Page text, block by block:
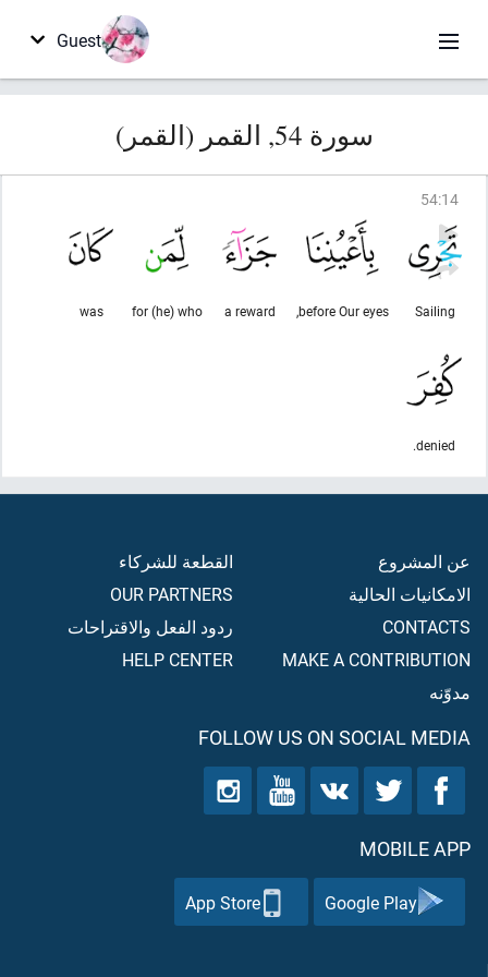
Guest
سورة 54, القمر (القمر)
54:14
Sailing
before Our eyes,
a reward
for (he) who
was
denied.
عن المشروع
الامكانيات الحالية
CONTACTS
MAKE A CONTRIBUTION
مدوّنه
القطعة للشركاء
OUR PARTNERS
ردود الفعل والاقتراحات
HELP CENTER
FOLLOW US ON SOCIAL MEDIA
MOBILE APP
Google Play
App Store